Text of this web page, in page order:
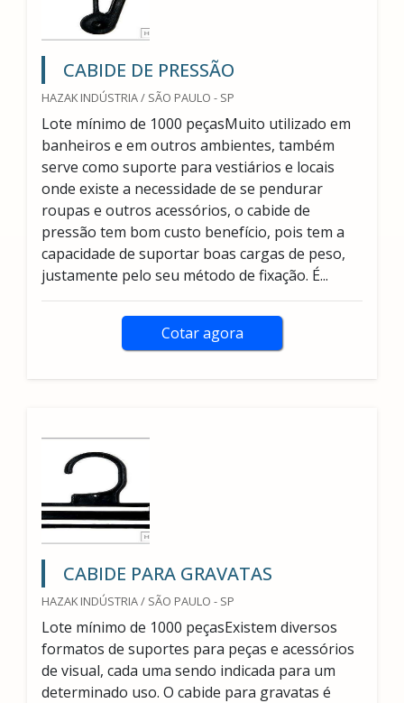
CABIDE DE PRESSÃO
HAZAK INDÚSTRIA / SÃO PAULO - SP
Lote mínimo de 1000 peçasMuito utilizado em
banheiros e em outros ambientes, também
serve como suporte para vestiários e locais
onde existe a necessidade de se pendurar
roupas e outros acessórios, o cabide de
pressão tem bom custo benefício, pois tem a
capacidade de suportar boas cargas de peso,
justamente pelo seu método de fixação. É...
Cotar agora
CABIDE PARA GRAVATAS
HAZAK INDÚSTRIA / SÃO PAULO - SP
Lote mínimo de 1000 peçasExistem diversos
formatos de suportes para peças e acessórios
de visual, cada uma sendo indicada para um
determinado uso. O cabide para gravatas é